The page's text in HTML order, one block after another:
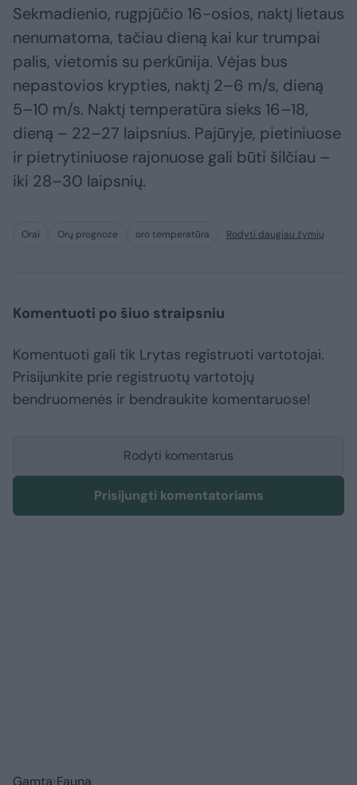
Sekmadienio, rugpjūčio 16-osios, naktį lietaus
nenumatoma, tačiau dieną kai kur trumpai
palis, vietomis su perkūnija. Vėjas bus
nepastovios krypties, naktį 2–6 m/s, dieną
5–10 m/s. Naktį temperatūra sieks 16–18,
dieną – 22–27 laipsnius. Pajūryje, pietiniuose
ir pietrytiniuose rajonuose gali būti šilčiau –
iki 28–30 laipsnių.
Orai Orų prognozė oro temperatūra Rodyti daugiau žymių
Komentuoti po šiuo straipsniu
Komentuoti gali tik Lrytas registruoti vartotojai.
Prisijunkite prie registruotų vartotojų
bendruomenės ir bendraukite komentaruose!
Rodyti komentarus
Prisijungti komentatoriams
Gamta Fauna